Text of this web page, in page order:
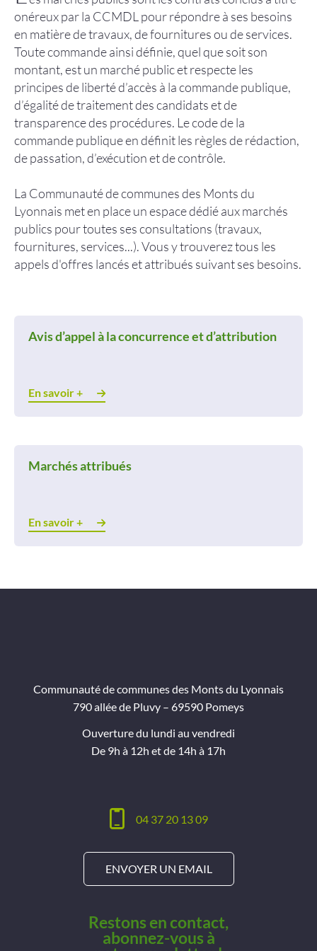
onéreux par la CCMDL pour répondre à ses besoins
en matière de travaux, de fournitures ou de services.
Toute commande ainsi définie, quel que soit son
montant, est un marché public et respecte les
principes de liberté d’accès à la commande publique,
d’égalité de traitement des candidats et de
transparence des procédures. Le code de la
commande publique en définit les règles de rédaction,
de passation, d’exécution et de contrôle.
La Communauté de communes des Monts du
Lyonnais met en place un espace dédié aux marchés
publics pour toutes ses consultations (travaux,
fournitures, services...). Vous y trouverez tous les
appels d'offres lancés et attribués suivant ses besoins.
Avis d’appel à la concurrence et d’attribution
En savoir +
Marchés attribués
En savoir +
Communauté de communes des Monts du Lyonnais
790 allée de Pluvy – 69590 Pomeys
Ouverture du lundi au vendredi
De 9h à 12h et de 14h à 17h
04 37 20 13 09
ENVOYER UN EMAIL
Restons en contact,
abonnez-vous à
Améliorerson habitat
Agenda
Agenda
Actualités
Vidéos
Projets